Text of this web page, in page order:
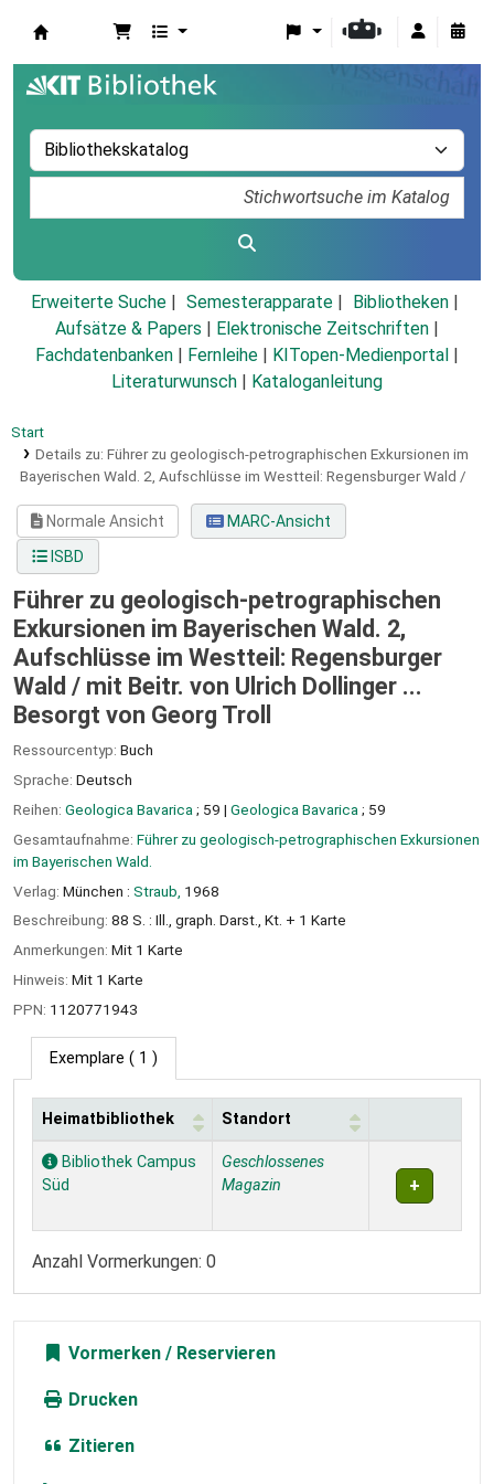
Erweiterte Suche Semesterapparate
Bibliotheken
Aufsätze & Papers
Elektronische Zeitschriften
Fachdatenbanken
Fernleihe KITopen-Medienportal
Literaturwunsch
Kataloganleitung
Start
Details zu: Führer zu geologisch-petrographischen Exkursionen im
Bayerischen Wald. 2, Aufschlüsse im Westteil: Regensburger Wald /
Normale Ansicht
MARC-Ansicht
ISBD
Führer zu geologisch-petrographischen
Exkursionen im Bayerischen Wald. 2,
Aufschlüsse im Westteil: Regensburger
Wald / mit Beitr. von Ulrich Dollinger ...
Besorgt von Georg Troll
Ressourcentyp: Buch
Sprache: Deutsch
Reihen: Geologica Bavarica ; 59 | Geologica Bavarica ; 59
Gesamtaufnahme: Führer zu geologisch-petrographischen Exkursionen
im Bayerischen Wald.
Verlag: München : Straub, 1968
Beschreibung: 88 S. : Ill., graph. Darst., Kt. + 1 Karte
Anmerkungen: Mit 1 Karte
Hinweis: Mit 1 Karte
PPN: 1120771943
Exemplare ( 1 )
Exemplare
Heimatbibliothek Standort
Bibliothek Campus
Süd
Geschlossenes
Magazin
Anzahl Vormerkungen: 0
Vormerken
Drucken
Zitieren